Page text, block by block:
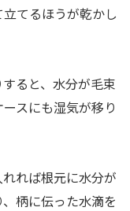
てるほうが乾かし
ると、水分が毛束
スにも湿気が移り
れば根元に水分が
柄に伝った水滴を